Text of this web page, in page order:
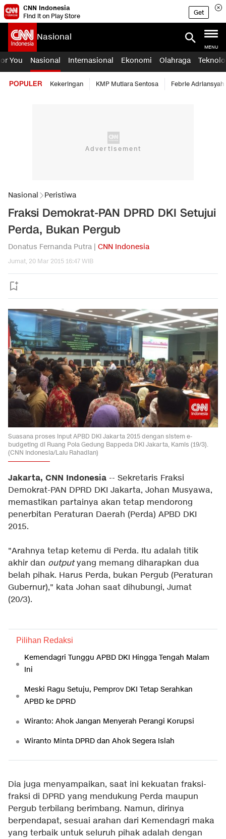
CNN Indonesia
Find it on Play Store
Get
Nasional
MENU
You Nasional Internasional Ekonomi Olahraga
POPULER Kekeringan KMP Mutiara Sentosa Febrie Adriansyah
Nasional Peristiwa
Fraksi Demokrat-PAN DPRD DKI Setujui
Perda, Bukan Pergub
Donatus Fernanda Putra | CNN Indonesia
Jumat, 20 Mar 2015 16:47 WIB
Suasana proses input APBD DKI Jakarta 2015 dengan sistem e-
budgeting di Ruang Pola Gedung Bappeda DKI Jakarta, Kamis (19/3).
(CNN Indonesia/Lalu Rahadian)
Jakarta, CNN Indonesia -- Sekretaris Fraksi
Demokrat-PAN DPRD DKI Jakarta, Johan Musyawa,
memastikan partainya akan tetap mendorong
penerbitan Peraturan Daerah (Perda) APBD DKI
2015.
"Arahnya tetap ketemu di Perda. Itu adalah titik
akhir dan outputyang memang diharapkan dua
belah pihak. Harus Perda, bukan Pergub (Peraturan
Gubernur)," kata Johan saat dihubungi, Jumat
(20/3).
Pilihan Redaksi
Kemendagri Tunggu APBD DKI Hingga Tengah Malam
Ini
Meski Ragu Setuju, Pemprov DKI Tetap Serahkan
APBD ke DPRD
Wiranto: Ahok Jangan Menyerah Perangi Korupsi
Wiranto Minta DPRD dan Ahok Segera Islah
Dia juga menyampaikan, saat ini kekuatan fraksi-
fraksi di DPRD yang mendukung Perda maupun
Pergub terbilang berimbang. Namun, dirinya
berpendapat, sesuai arahan dari Kemendagri maka
yang terbaik untuk seluruh pihak adalah dengan